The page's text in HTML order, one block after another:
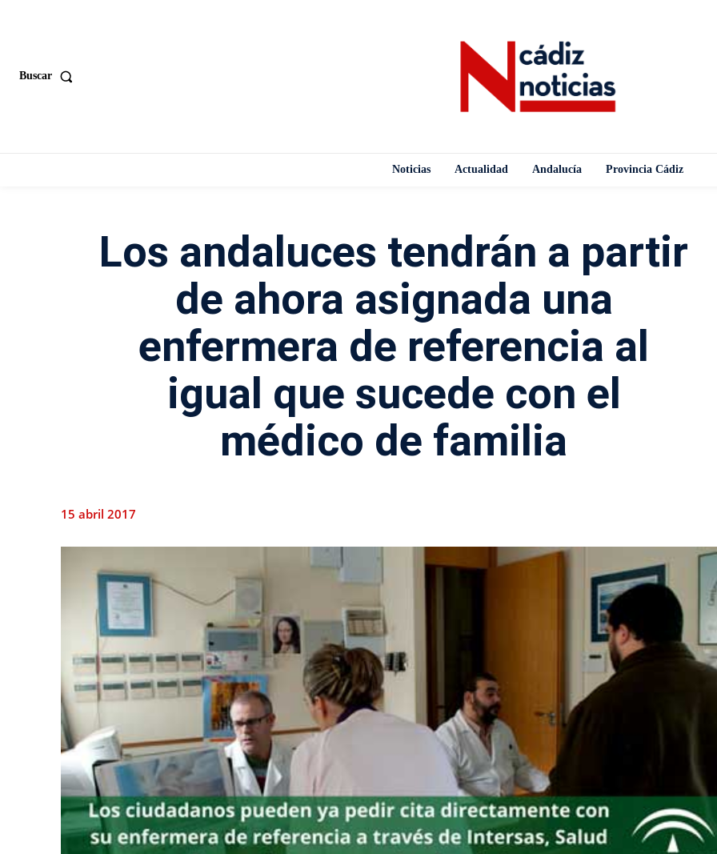
Buscar
Noticias Actualidad Andalucía Provincia Cádiz
Los andaluces tendrán a partir
de ahora asignada una
enfermera de referencia al
igual que sucede con el
médico de familia
15 abril 2017